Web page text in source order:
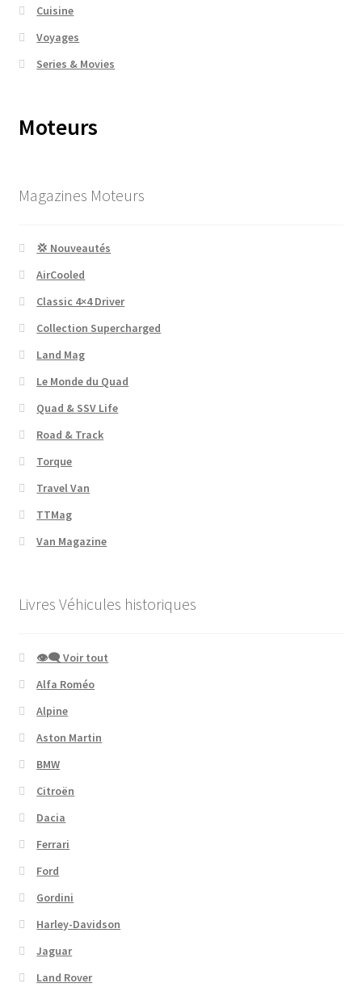
Cuisine
Voyages
Series & Movies
Moteurs
Magazines Moteurs
💢 Nouveautés
AirCooled
Classic 4×4 Driver
Collection Supercharged
Land Mag
Le Monde du Quad
Quad & SSV Life
Road & Track
Torque
Travel Van
TTMag
Van Magazine
Livres Véhicules historiques
👁‍🗨 Voir tout
Alfa Roméo
Alpine
Aston Martin
BMW
Citroën
Dacia
Ferrari
Ford
Gordini
Harley-Davidson
Jaguar
Land Rover